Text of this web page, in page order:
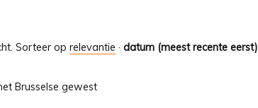
Sorteer op relevantie · datum (meest recente eerst)
Brusselse gewest